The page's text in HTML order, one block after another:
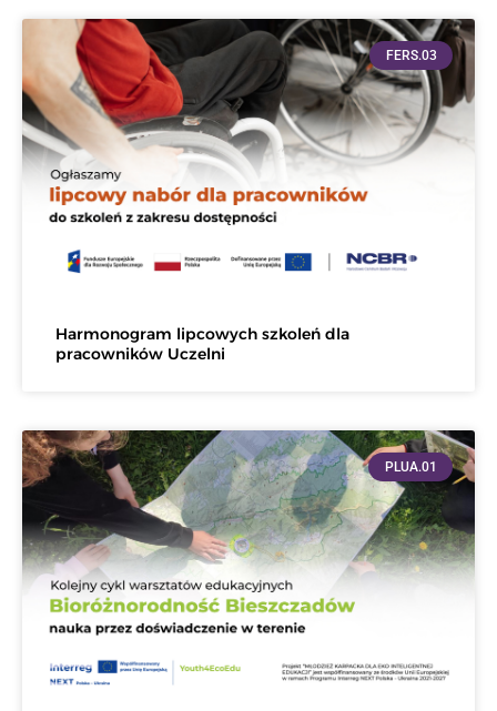
FERS.03
Harmonogram lipcowych szkoleń dla
pracowników Uczelni
PLUA.01